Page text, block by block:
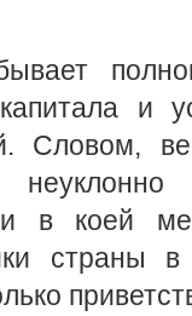
и
Словом,
в коей
страны в